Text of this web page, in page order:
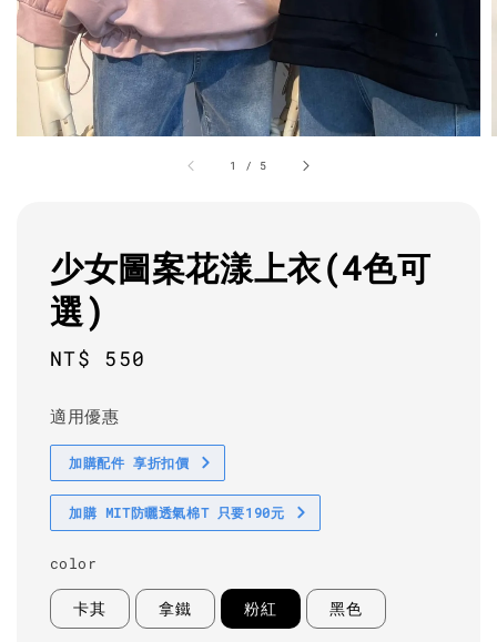
1 / 5
少女圖案花漾上衣(4色可
選)
Regular
NT$ 550
適用優惠
加購配件 享折扣價
加購 MIT防曬透氣棉T 只要190元
color
卡其 拿鐵 粉紅 黑色